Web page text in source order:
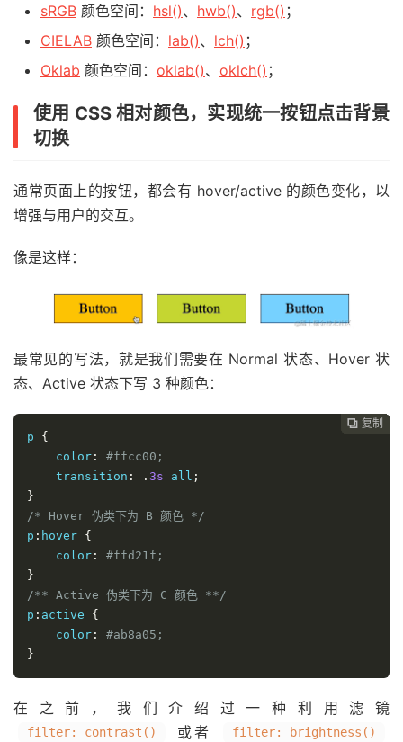
sRGB 颜色空间： hsl()、 hwb()、 rgb() ；
CIELAB 颜色空间： lab()、 lch() ；
Oklab 颜色空间： oklab()、 oklch() ；
使用 CSS 相对颜色，实现统一按钮点击背景
切换
通常页面上的按钮，都会有 hover/active 的颜色变化，以
增强与用户的交互。
像是这样：
最常见的写法，就是我们需要在 Normal 状态、Hover 状
态、Active 状态下写 3 种颜色：
 复制
 复制
 复制
 复制
 复制
 复制
 复制
p {
color :
#ffcc00;
transition : . 3s all ;
}
/* Hover 伪类下为 B 颜色 */
p : hover {
color :
#ffd21f;
}
/** Active 伪类下为 C 颜色 **/
p : active {
color :
#ab8a05;
}
在之前，我们介绍过一种利用滤镜
filter: contrast() 或者 filter: brightness()